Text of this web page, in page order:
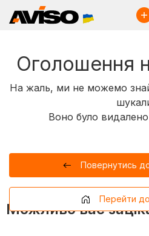
Оголошення
На жаль, ми не можемо
Воно було
Повернутись
Перейти
Можливо вас